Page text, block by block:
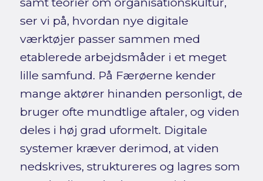
ser vi på, hvordan nye digitale
værktøjer passer sammen med
etablerede arbejdsmåder i et meget
lille samfund. På Færøerne kender
mange aktører hinanden personligt, de
bruger ofte mundtlige aftaler, og viden
deles i høj grad uformelt. Digitale
systemer kræver derimod, at viden
nedskrives, struktureres og lagres som